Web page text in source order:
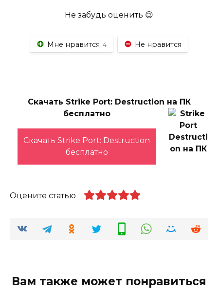
Не забудь оценить 😉
Мне нравится 4 Не нравится
Скачать Strike Port: Destruction на ПК
бесплатно
Скачать Strike Port: Destruction
бесплатно
Оцените статью
Вам также может понравиться